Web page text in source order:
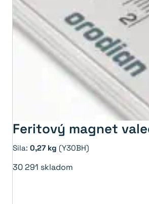
Feritový magnet
Sila: 0,27 kg (Y30BH)
30 291 skladom